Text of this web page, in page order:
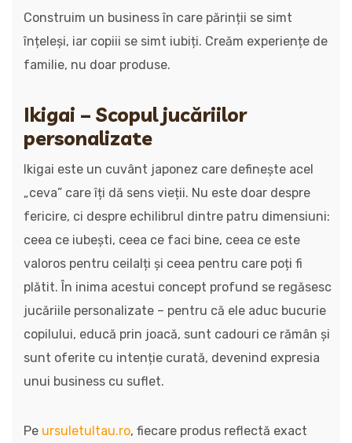
Construim un business în care părinții se simt
înțeleși, iar copiii se simt iubiți. Creăm experiențe de
familie, nu doar produse.
Ikigai – Scopul jucăriilor
personalizate
Ikigai este un cuvânt japonez care definește acel
„ceva” care îți dă sens vieții. Nu este doar despre
fericire, ci despre echilibrul dintre patru dimensiuni:
ceea ce iubești, ceea ce faci bine, ceea ce este
valoros pentru ceilalți și ceea pentru care poți fi
plătit. În inima acestui concept profund se regăsesc
jucăriile personalizate – pentru că ele aduc bucurie
copilului, educă prin joacă, sunt cadouri ce rămân și
sunt oferite cu intenție curată, devenind expresia
unui business cu suflet.
Pe ursuletultau.ro, fiecare produs reflectă exact